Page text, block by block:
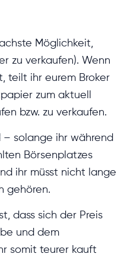
Möglichkeit,
zu verkaufen). Wenn
teilt ihr eurem Broker
zum aktuell
bzw. zu verkaufen.
– solange ihr während
Börsenplatzes
ihr müsst nicht lange
gehören.
dass sich der Preis
und dem
somit teurer kauft